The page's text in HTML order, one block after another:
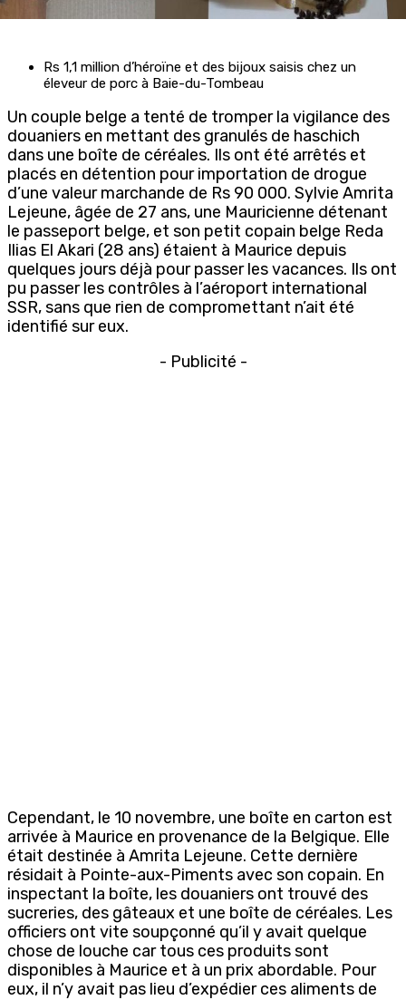
Rs 1,1 million d’héroïne et des bijoux saisis chez un
éleveur de porc à Baie-du-Tombeau
Un couple belge a tenté de tromper la vigilance des
douaniers en mettant des granulés de haschich
dans une boîte de céréales. Ils ont été arrêtés et
placés en détention pour importation de drogue
d’une valeur marchande de Rs 90 000. Sylvie Amrita
Lejeune, âgée de 27 ans, une Mauricienne détenant
le passeport belge, et son petit copain belge Reda
Ilias El Akari (28 ans) étaient à Maurice depuis
quelques jours déjà pour passer les vacances. Ils ont
pu passer les contrôles à l’aéroport international
SSR, sans que rien de compromettant n’ait été
identifié sur eux.
- Publicité -
Cependant, le 10 novembre, une boîte en carton est
arrivée à Maurice en provenance de la Belgique. Elle
était destinée à Amrita Lejeune. Cette dernière
résidait à Pointe-aux-Piments avec son copain. En
inspectant la boîte, les douaniers ont trouvé des
sucreries, des gâteaux et une boîte de céréales. Les
officiers ont vite soupçonné qu’il y avait quelque
chose de louche car tous ces produits sont
disponibles à Maurice et à un prix abordable. Pour
eux, il n’y avait pas lieu d’expédier ces aliments de